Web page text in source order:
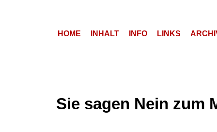
HOME INHALT INFO LINKS
Sie sagen Nein zum